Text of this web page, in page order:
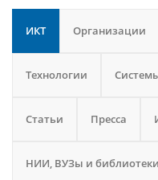
ИКТ Организации
Технологии
Статьи Пресса
НИИ, ВУЗы и библиотеки